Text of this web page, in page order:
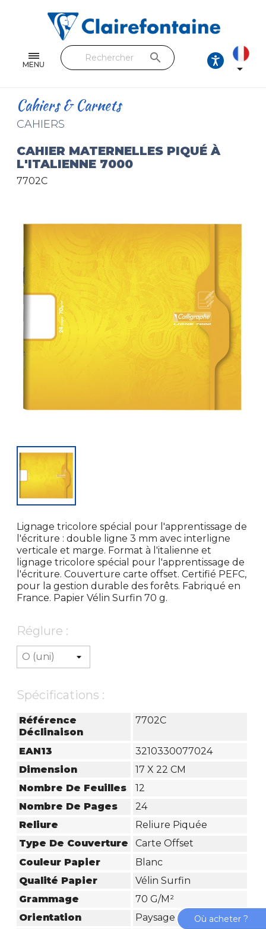
MENU
Feuilles & Copies
Beaux-arts & Dessin
Loisirs créatifs
Cuir & trousses
Toutes les collections
search

Cahiers & Carnets
CAHIERS
CAHIER MATERNELLES PIQUÉ À
L'ITALIENNE 7000
7702C
Lignage tricolore spécial pour l'apprentissage de
l'écriture : double ligne 3 mm avec interligne
verticale et marge. Format à l'italienne et
lignage tricolore spécial pour l'apprentissage de
l'écriture. Couverture carte offset. Certifié PEFC,
pour la gestion durable des forêts. Fabriqué en
France. Papier Vélin Surfin 70 g.
Réglure :
Spécifications :
Référence
Déclinaison
7702C
EAN13
3210330077024
Dimension
17 X 22 CM
Nombre De Feuilles
12
Nombre De Pages
24
Reliure
Reliure Piquée
Type De Couverture
Carte Offset
Couleur Papier
Blanc
Qualité Papier
Vélin Surfin
Grammage
70 G/m²
Orientation
Paysage
Où acheter ?